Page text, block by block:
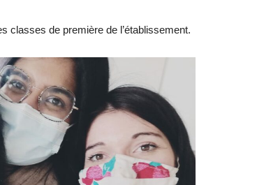
classes de première de l’établissement.